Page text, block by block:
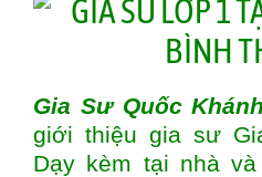
Gia Sư Quốc
giới thiệu gia sư
Dạy kèm tại nhà